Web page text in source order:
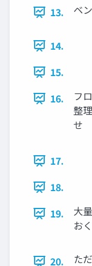
13.
ベ
14.
15.
16.
フ
整
せ
17.
18.
19.
大
お
20.
た